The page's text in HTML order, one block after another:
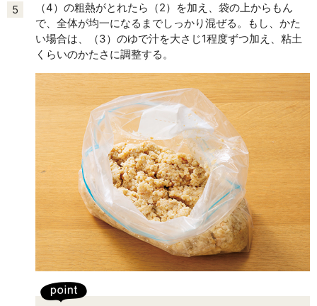
5
（4）の粗熱がとれたら（2）を加え、袋の上からもん
で、全体が均一になるまでしっかり混ぜる。もし、かた
い場合は、（3）のゆで汁を大さじ1程度ずつ加え、粘土
くらいのかたさに調整する。